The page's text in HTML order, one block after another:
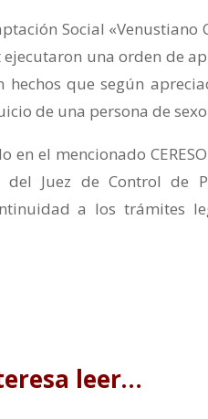
Social «Venustiano
una orden de
que según
de una persona de
el mencionado
Juez de Control de
a los trámites
leer…